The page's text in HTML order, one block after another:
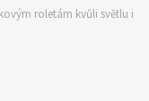
roletám kvůli světlu i